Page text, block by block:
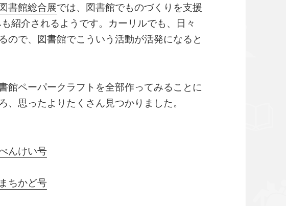
書館総合展では、図書館でものづくりを支援
紹介されるようです。カーリルでも、日々
ので、図書館でこういう活動が活発になると
館ペーパークラフトを全部作ってみることに
、思ったよりたくさん見つかりました。
んけい号
ちかど号